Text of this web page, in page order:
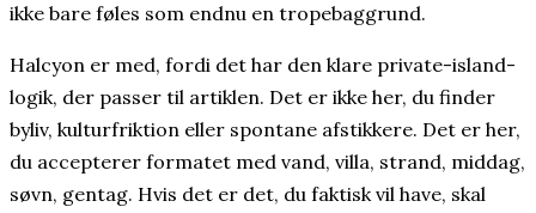
ikke bare føles som endnu en tropebaggrund.
Halcyon er med, fordi det har den klare private-island-
logik, der passer til artiklen. Det er ikke her, du finder
byliv, kulturfriktion eller spontane afstikkere. Det er her,
du accepterer formatet med vand, villa, strand, middag,
søvn, gentag. Hvis det er det, du faktisk vil have, skal